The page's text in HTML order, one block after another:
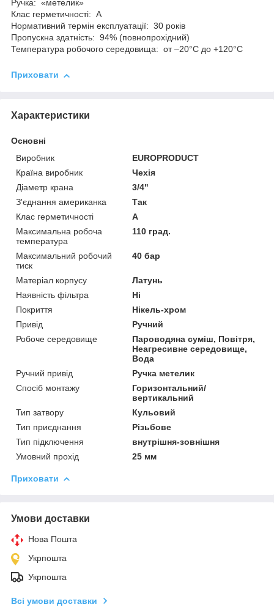
Ручка: «метелик»
Клас герметичності: А
Нормативний термін експлуатації: 30 років
Пропускна здатність: 94% (повнопрохідний)
Температура робочого середовища: от –20°C до +120°C
Приховати
Характеристики
Основні
Виробник
EUROPRODUCT
Країна виробник
Чехія
Діаметр крана
3/4"
З'єднання американка
Так
Клас герметичності
А
Максимальна робоча
температура
110 град.
Максимальний робочий
тиск
40 бар
Матеріал корпусу
Латунь
Наявність фільтра
Ні
Покриття
Нікель-хром
Привід
Ручний
Робоче середовище
Пароводяна суміш, Повітря,
Неагресивне середовище,
Вода
Ручний привід
Ручка метелик
Спосіб монтажу
Горизонтальний/
вертикальний
Тип затвору
Кульовий
Тип приєднання
Різьбове
Тип підключення
внутрішня-зовнішня
Умовний прохід
25 мм
Приховати
Умови доставки
Нова Пошта
Укрпошта
Укрпошта
Всі умови доставки